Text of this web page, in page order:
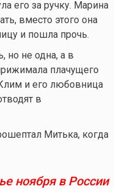
его за ручку. Марина
вместо этого она
и пошла прочь.
но не одна, а в
плачущего
и его любовница
в
Митька, когда
ноября в России